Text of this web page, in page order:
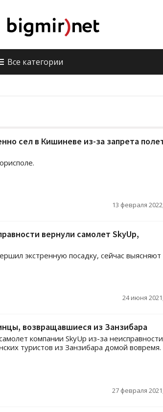
Все категории
сел в Кишиневе из-за запрета
13 февраля
вернули самолет SkyUp,
экстренную посадку, сейчас выясняют
24 июня
возвращавшиеся из Занзибара
компании SkyUp из-за неисправности
туристов из Занзибара домой вовремя.
27 февраля